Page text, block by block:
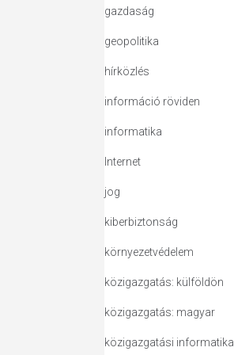
gazdaság
geopolitika
hírközlés
információ röviden
informatika
Internet
jog
kiberbiztonság
környezetvédelem
közigazgatás: külföldön
közigazgatás: magyar
közigazgatási informatika